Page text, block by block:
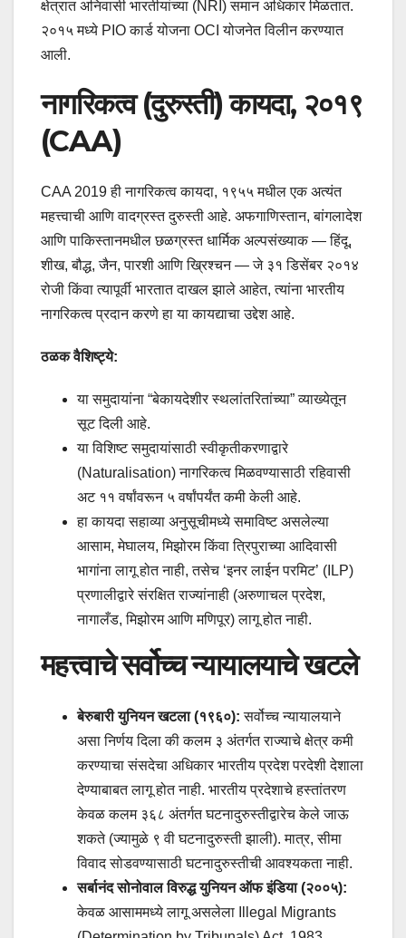
क्षेत्रात अनिवासी भारतीयांच्या (NRI) समान अधिकार मिळतात.
२०१५ मध्ये PIO कार्ड योजना OCI योजनेत विलीन करण्यात
आली.
नागरिकत्व (दुरुस्ती) कायदा, २०१९
(CAA)
CAA 2019 ही नागरिकत्व कायदा, १९५५ मधील एक अत्यंत
महत्त्वाची आणि वादग्रस्त दुरुस्ती आहे. अफगाणिस्तान, बांगलादेश
आणि पाकिस्तानमधील छळग्रस्त धार्मिक अल्पसंख्याक — हिंदू,
शीख, बौद्ध, जैन, पारशी आणि ख्रिश्चन — जे ३१ डिसेंबर २०१४
रोजी किंवा त्यापूर्वी भारतात दाखल झाले आहेत, त्यांना भारतीय
नागरिकत्व प्रदान करणे हा या कायद्याचा उद्देश आहे.
ठळक वैशिष्ट्ये:
या समुदायांना “बेकायदेशीर स्थलांतरितांच्या” व्याख्येतून
सूट दिली आहे.
या विशिष्ट समुदायांसाठी स्वीकृतीकरणाद्वारे
(Naturalisation) नागरिकत्व मिळवण्यासाठी रहिवासी
अट ११ वर्षांवरून ५ वर्षांपर्यंत कमी केली आहे.
हा कायदा सहाव्या अनुसूचीमध्ये समाविष्ट असलेल्या
आसाम, मेघालय, मिझोरम किंवा त्रिपुराच्या आदिवासी
भागांना लागू होत नाही, तसेच ‘इनर लाईन परमिट’ (ILP)
प्रणालीद्वारे संरक्षित राज्यांनाही (अरुणाचल प्रदेश,
नागालँड, मिझोरम आणि मणिपूर) लागू होत नाही.
महत्त्वाचे सर्वोच्च न्यायालयाचे खटले
बेरुबारी युनियन खटला (१९६०): सर्वोच्च न्यायालयाने
असा निर्णय दिला की कलम ३ अंतर्गत राज्याचे क्षेत्र कमी
करण्याचा संसदेचा अधिकार भारतीय प्रदेश परदेशी देशाला
देण्याबाबत लागू होत नाही. भारतीय प्रदेशाचे हस्तांतरण
केवळ कलम ३६८ अंतर्गत घटनादुरुस्तीद्वारेच केले जाऊ
शकते (ज्यामुळे ९ वी घटनादुरुस्ती झाली). मात्र, सीमा
विवाद सोडवण्यासाठी घटनादुरुस्तीची आवश्यकता नाही.
सर्बानंद सोनोवाल विरुद्ध युनियन ऑफ इंडिया (२००५):
केवळ आसाममध्ये लागू असलेला Illegal Migrants